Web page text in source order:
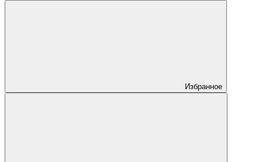
Избранное